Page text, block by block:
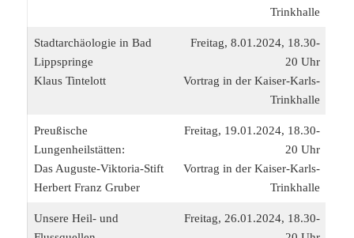
Trinkhalle
Stadtarchäologie in Bad
Lippspringe
Klaus Tintelott
Freitag, 8.01.2024, 18.30-
20 Uhr
Vortrag in der Kaiser-Karls-
Trinkhalle
Preußische
Lungenheilstätten:
Das Auguste-Viktoria-Stift
Herbert Franz Gruber
Freitag, 19.01.2024, 18.30-
20 Uhr
Vortrag in der Kaiser-Karls-
Trinkhalle
Unsere Heil- und
Freitag, 26.01.2024, 18.30-